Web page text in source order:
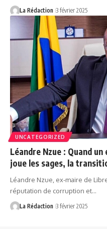
La Rédaction 3 février 2025
UNCATEGORIZED
Léandre Nzue : Quand
joue les sages, la
Léandre Nzue, ex-maire de
réputation de corruption et…
La Rédaction 3 février 2025